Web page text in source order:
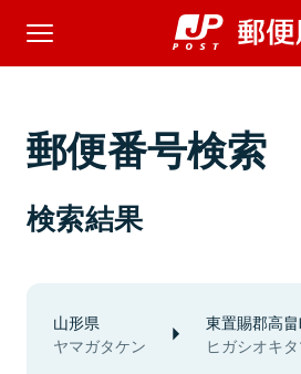
郵便番号検索
検索結果
山形県
ヤマガタケン
東置賜郡高
ヒガシオキ